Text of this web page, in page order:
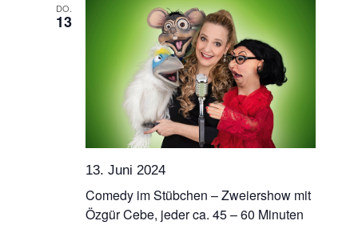
DO.
13
Comedy im Stübchen – Zweiershow mit
Özgür Cebe, jeder ca. 45 – 60 Minuten
13. Juni 2024